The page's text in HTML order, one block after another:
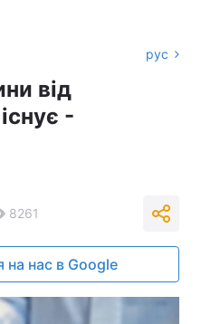
рус
від
-
8261
на нас в Google